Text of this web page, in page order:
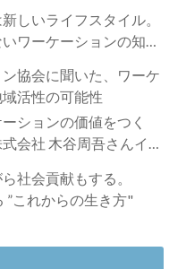
しいライフスタイル。
ワーケーションの知ら
協会に聞いた、ワーケ
活性の可能性
ションの価値をつく
会社 木谷周吾さんイン
社会貢献もする。
”これからの生き方"